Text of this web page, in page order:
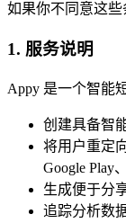
如果你不同意这些
1. 服务说明
Appy 是一个智能
创建具备智
将用户重定
Google Play
生成便于分
追踪分析数